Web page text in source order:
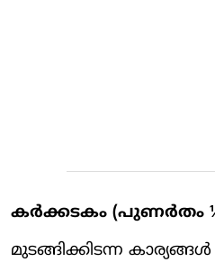
കർക്കടകം (പുണർതം
മുടങ്ങിക്കിടന്ന